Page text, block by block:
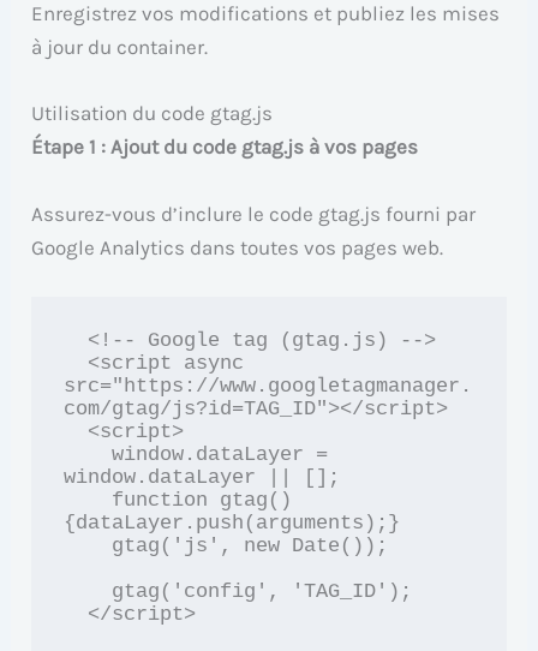
Enregistrez vos modifications et publiez les mises
à jour du container.
Utilisation du code gtag.js
Étape 1 : Ajout du code gtag.js à vos pages
Assurez-vous d’inclure le code gtag.js fourni par
Google Analytics dans toutes vos pages web.
src="https://www.googletagmanager.
com/gtag/js?id=TAG_ID"></script>
    window.dataLayer =
window.dataLayer || [];
{dataLayer.push(arguments);}
  </script>